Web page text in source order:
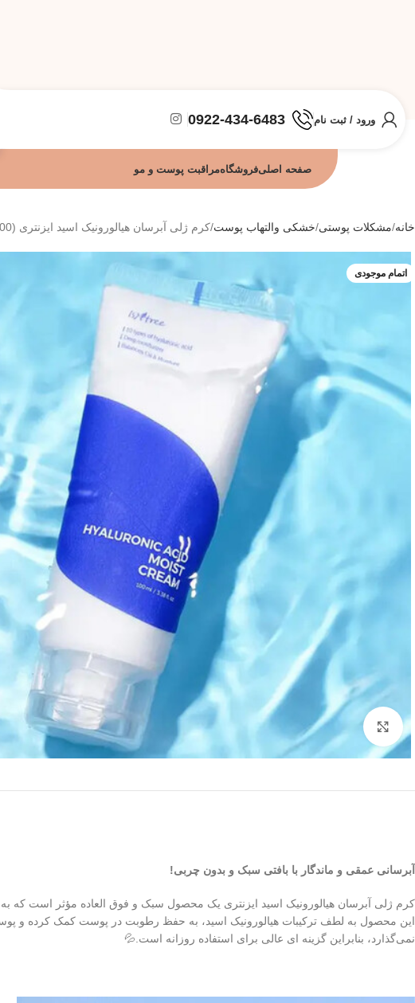
ورود / ثبت نام 0922-434-6483
صفحه اصلیفروشگاهمراقبت پوست و مو
خانه مشکلات پوستی خشکی والتهاب پوست کرم ژلی آبرسان هیالورونیک اسید ایزنتری (100میل)
اتمام موجودی
بزرگنمایی تصویر
آبرسانی عمقی و ماندگار با بافتی سبک و بدون چربی!
کرم ژلی آبرسان هیالورونیک اسید ایزنتری یک محصول سبک و فوق‌ العاده مؤثر است
این محصول به لطف ترکیبات هیالورونیک اسید، به حفظ رطوبت در پوست کمک کرده و
نمی‌گذارد، بنابراین گزینه‌ ای عالی برای استفاده روزانه است.💦